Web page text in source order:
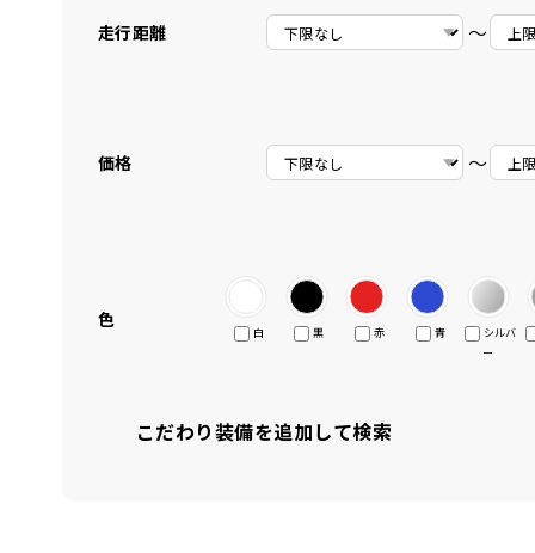
走行距離 〜
価格 〜
色
白 黒 赤 青
シルバ
ー
こだわり装備を追加して検索